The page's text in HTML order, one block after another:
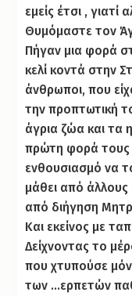
εμείς έτσι ,
Θυμόμαστε τον
Πήγαν μια φορά
κελί κοντά στην
άνθρωποι, που
την προπτωτική
άγρια ζώα και τα
πρώτη φορά τους
ενθουσιασμό να
μάθει από
από διήγηση
Και εκείνος με
Δείχνοντας το
που χτυπούσε
των …ερπετών